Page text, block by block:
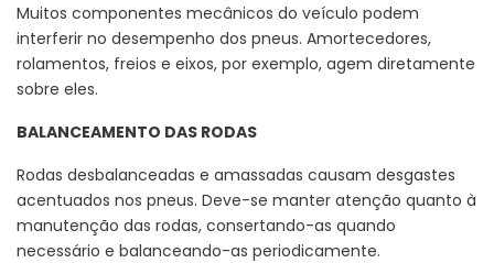
Muitos componentes mecânicos do veículo podem
interferir no desempenho dos pneus. Amortecedores,
rolamentos, freios e eixos, por exemplo, agem diretamente
sobre eles.
BALANCEAMENTO DAS RODAS
Rodas desbalanceadas e amassadas causam desgastes
acentuados nos pneus. Deve-se manter atenção quanto à
manutenção das rodas, consertando-as quando
necessário e balanceando-as periodicamente.